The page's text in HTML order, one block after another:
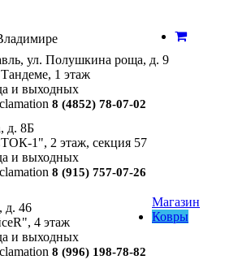
ул. Полушкина роща, д. 9
1 этаж
и выходных
8 (4852) 78-07-02
д. 8Б
1", 2 этаж, секция 57
и выходных
8 (915) 757-07-26
д. 46
4 этаж
и выходных
8 (996) 198-78-82
Магазин
Ковры